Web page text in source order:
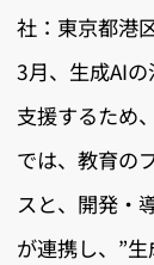
社：東京都港
3月、生成AI
支援するため
では、教育の
スと、開発・
が連携し、”